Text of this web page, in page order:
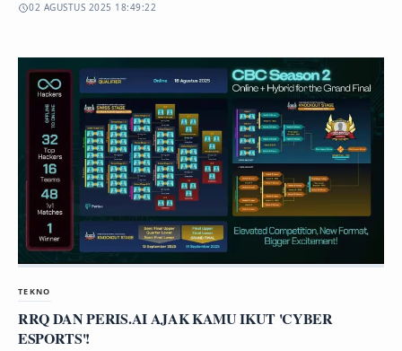
02 AGUSTUS 2025 18:49:22
TEKNO
RRQ DAN PERIS.AI AJAK KAMU IKUT 'CYBER
ESPORTS'!